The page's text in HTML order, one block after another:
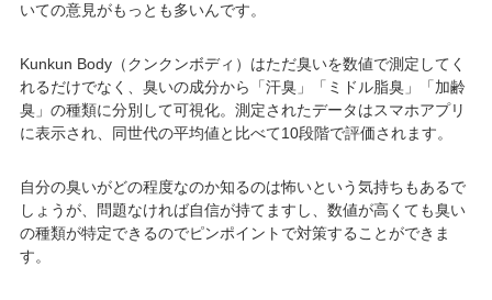
いての意見がもっとも多いんです。
Kunkun Body（クンクンボディ）はただ臭いを数値で測定してく
れるだけでなく、臭いの成分から「汗臭」「ミドル脂臭」「加齢
臭」の種類に分別して可視化。測定されたデータはスマホアプリ
に表示され、同世代の平均値と比べて10段階で評価されます。
自分の臭いがどの程度なのか知るのは怖いという気持ちもあるで
しょうが、問題なければ自信が持てますし、数値が高くても臭い
の種類が特定できるのでピンポイントで対策することができま
す。